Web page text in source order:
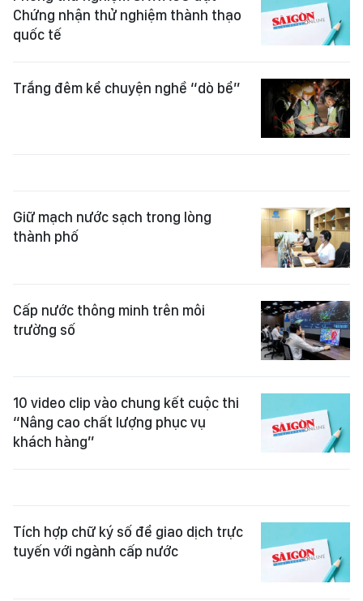
Chứng nhận thử nghiệm thành thạo
quốc tế
Trắng đêm kể chuyện nghề “dò bể”
Giữ mạch nước sạch trong lòng
thành phố
Cấp nước thông minh trên môi
trường số
10 video clip vào chung kết cuộc thi
“Nâng cao chất lượng phục vụ
khách hàng”
Tích hợp chữ ký số để giao dịch trực
tuyến với ngành cấp nước